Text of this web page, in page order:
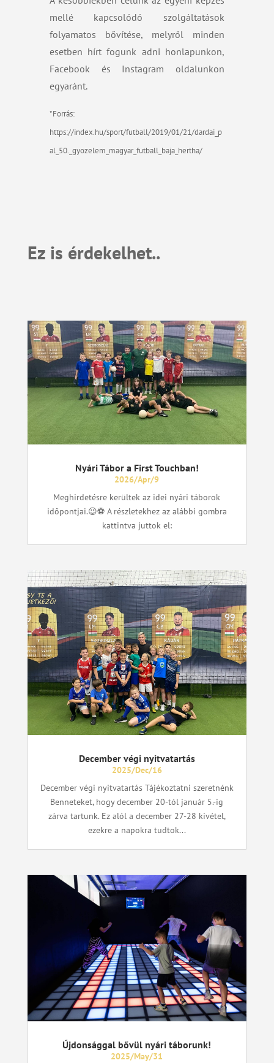
mellé kapcsolódó szolgáltatások
folyamatos bővítése, melyről minden
esetben hírt fogunk adni honlapunkon,
Facebook és Instagram oldalunkon
egyaránt.
*Forrás:
https://index.hu/sport/futball/2019/01/21/dardai_p
al_50._gyozelem_magyar_futball_baja_hertha/
Ez is érdekelhet..
Nyári Tábor a First Touchban!
2026/Apr/9
Meghirdetésre kerültek az idei nyári táborok
időpontjai.😉⚽ A részletekhez az alábbi gombra
kattintva juttok el:
December végi nyitvatartás
2025/Dec/16
December végi nyitvatartás Tájékoztatni szeretnénk
Benneteket, hogy december 20-tól január 5.-ig
zárva tartunk. Ez alól a december 27-28 kivétel,
ezekre a napokra tudtok...
Újdonsággal bővül nyári táborunk!
2025/May/31